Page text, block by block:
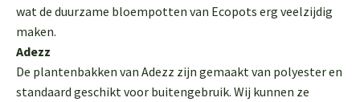
wat de duurzame bloempotten van Ecopots erg veelzijdig
maken.
Adezz
De plantenbakken van Adezz zijn gemaakt van polyester en
standaard geschikt voor buitengebruik. Wij kunnen ze